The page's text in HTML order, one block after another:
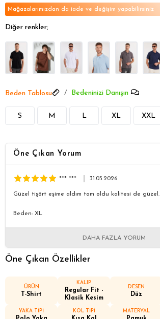
Tişörtlerde Öne Çıkanlar
Mağazalarımızdan da iade ve değişim yapabilirsiniz
Diğer renkler;
Beden Tablosu Bedeninizi Danışın
S M L XL XXL
Öne Çıkan Yorum
*** *** 31.03.2026
Güzel tişört eşime aldım tam oldu kalitesi de güzel.
Beden: XL
DAHA FAZLA YORUM
Öne Çıkan Özellikler
ÜRÜN
T-Shirt
KALIP
Regular Fit -
Klasik Kesim
DESEN
Düz
YAKA TİPİ KOL TİPİ MATERYAL